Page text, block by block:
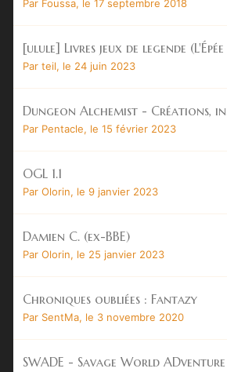
Par Foussa, le 17 septembre 2018
[ulule] Livres jeux de legende
Par teil, le 24 juin 2023
Dungeon Alchemist - Créations,
Par Pentacle, le 15 février 2023
OGL 1.1
Par Olorin, le 9 janvier 2023
Damien C. (ex-BBE)
Par Olorin, le 25 janvier 2023
Chroniques oubliées : Fantazy
Par SentMa, le 3 novembre 2020
SWADE - Savage World